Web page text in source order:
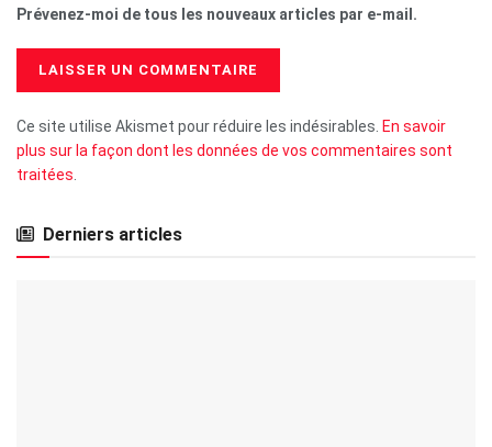
Prévenez-moi de tous les nouveaux articles par e-mail.
Ce site utilise Akismet pour réduire les indésirables. En savoir
plus sur la façon dont les données de vos commentaires sont
traitées.
Derniers articles